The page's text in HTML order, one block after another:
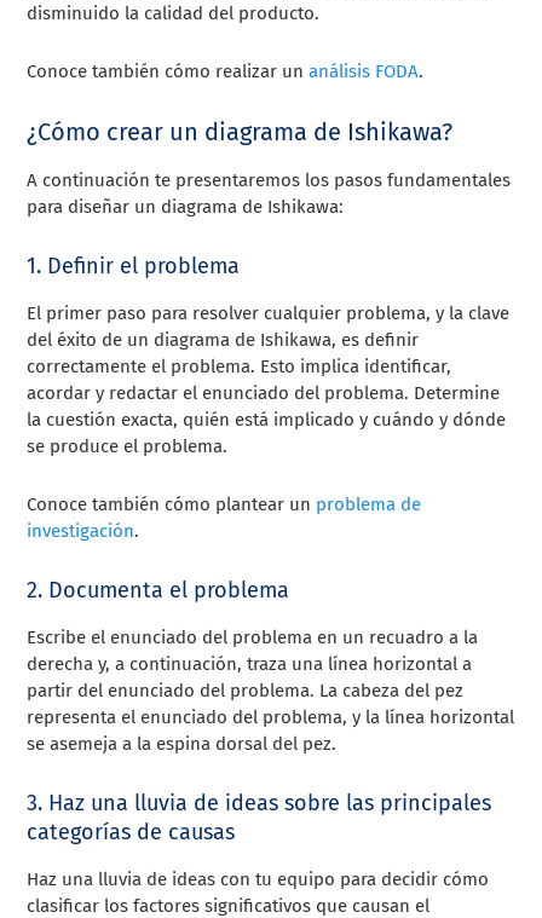
disminuido la calidad del producto.
Conoce también cómo realizar unanálisis FODA.
¿Cómo crear un diagrama de Ishikawa?
A continuación te presentaremos los pasos fundamentales
para diseñar un diagrama de Ishikawa:
1. Definir el problema
El primer paso para resolver cualquier problema, y la clave
del éxito de un diagrama de Ishikawa, es definir
correctamente el problema. Esto implica identificar,
acordar y redactar el enunciado del problema. Determine
la cuestión exacta, quién está implicado y cuándo y dónde
se produce el problema.
Conoce también cómo plantear un problema de
investigación.
2. Documenta el problema
Escribe el enunciado del problema en un recuadro a la
derecha y, a continuación, traza una línea horizontal a
partir del enunciado del problema. La cabeza del pez
representa el enunciado del problema, y la línea horizontal
se asemeja a la espina dorsal del pez.
3. Haz una lluvia de ideas sobre las principales
categorías de causas
Haz una lluvia de ideas con tu equipo para decidir cómo
clasificar los factores significativos que causan el